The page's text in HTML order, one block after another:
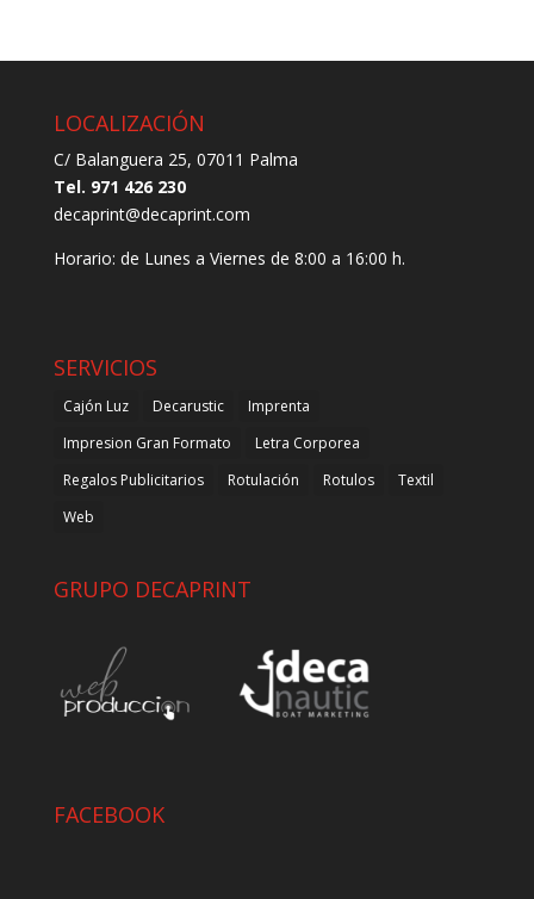
LOCALIZACIÓN
C/ Balanguera 25, 07011 Palma
Tel. 971 426 230
decaprint@decaprint.com
Horario: de Lunes a Viernes de 8:00 a 16:00 h.
SERVICIOS
Cajón Luz Decarustic
Imprenta
Impresion Gran Formato
Letra Corporea
Regalos Publicitarios
Rotulación Rotulos
Textil
Web
GRUPO DECAPRINT
FACEBOOK